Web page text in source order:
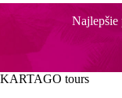
Najlepšie
KARTAGO tours